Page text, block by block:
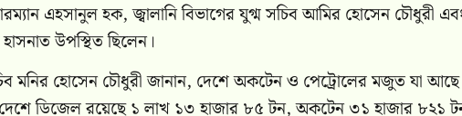
এহসানুল হক, জ্বালানি বিভাগের যুগ্ম সচিব আমির হোসেন চৌধুরী
হাসনাত উপস্থিত ছিলেন।
মনির হোসেন চৌধুরী জানান, দেশে অকটেন ও পেট্রোলের মজুত যা
দেশে ডিজেল রয়েছে ১ লাখ ১৩ হাজার ৮৫ টন, অকটেন ৩১ হাজার ৮২১